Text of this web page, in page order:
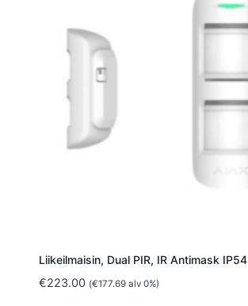
Liikeilmaisin, Dual PIR, IR Antimask IP54
€223.00 (€177.69alv 0%)